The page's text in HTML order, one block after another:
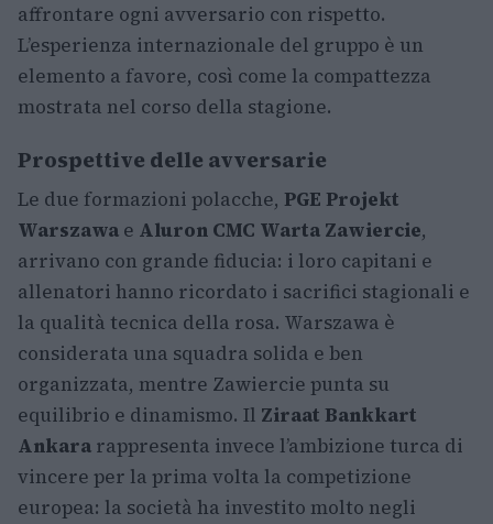
affrontare ogni avversario con rispetto.
L’esperienza internazionale del gruppo è un
elemento a favore, così come la compattezza
mostrata nel corso della stagione.
Prospettive delle avversarie
Le due formazioni polacche, PGE Projekt
Warszawa e Aluron CMC Warta Zawiercie,
arrivano con grande fiducia: i loro capitani e
allenatori hanno ricordato i sacrifici stagionali e
la qualità tecnica della rosa. Warszawa è
considerata una squadra solida e ben
organizzata, mentre Zawiercie punta su
equilibrio e dinamismo. Il Ziraat Bankkart
Ankara rappresenta invece l’ambizione turca di
vincere per la prima volta la competizione
europea: la società ha investito molto negli